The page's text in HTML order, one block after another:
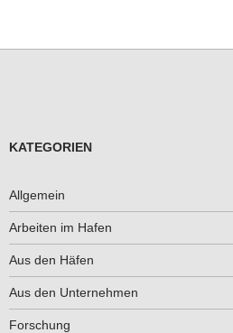
KATEGORIEN
Allgemein
Arbeiten im Hafen
Aus den Häfen
Aus den Unternehmen
Forschung